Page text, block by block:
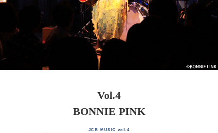
Vol.4
BONNIE PINK
JCB MUSIC vol.4